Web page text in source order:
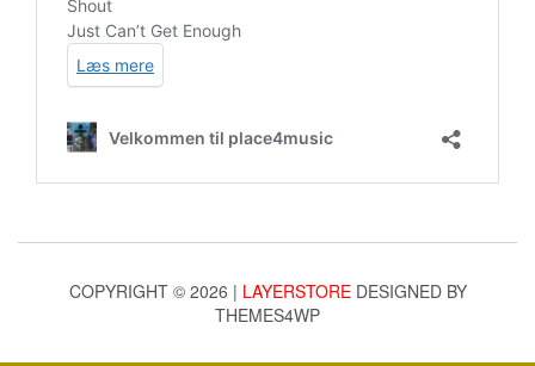
COPYRIGHT © 2026 | LAYERSTOREDESIGNED BY
THEMES4WP